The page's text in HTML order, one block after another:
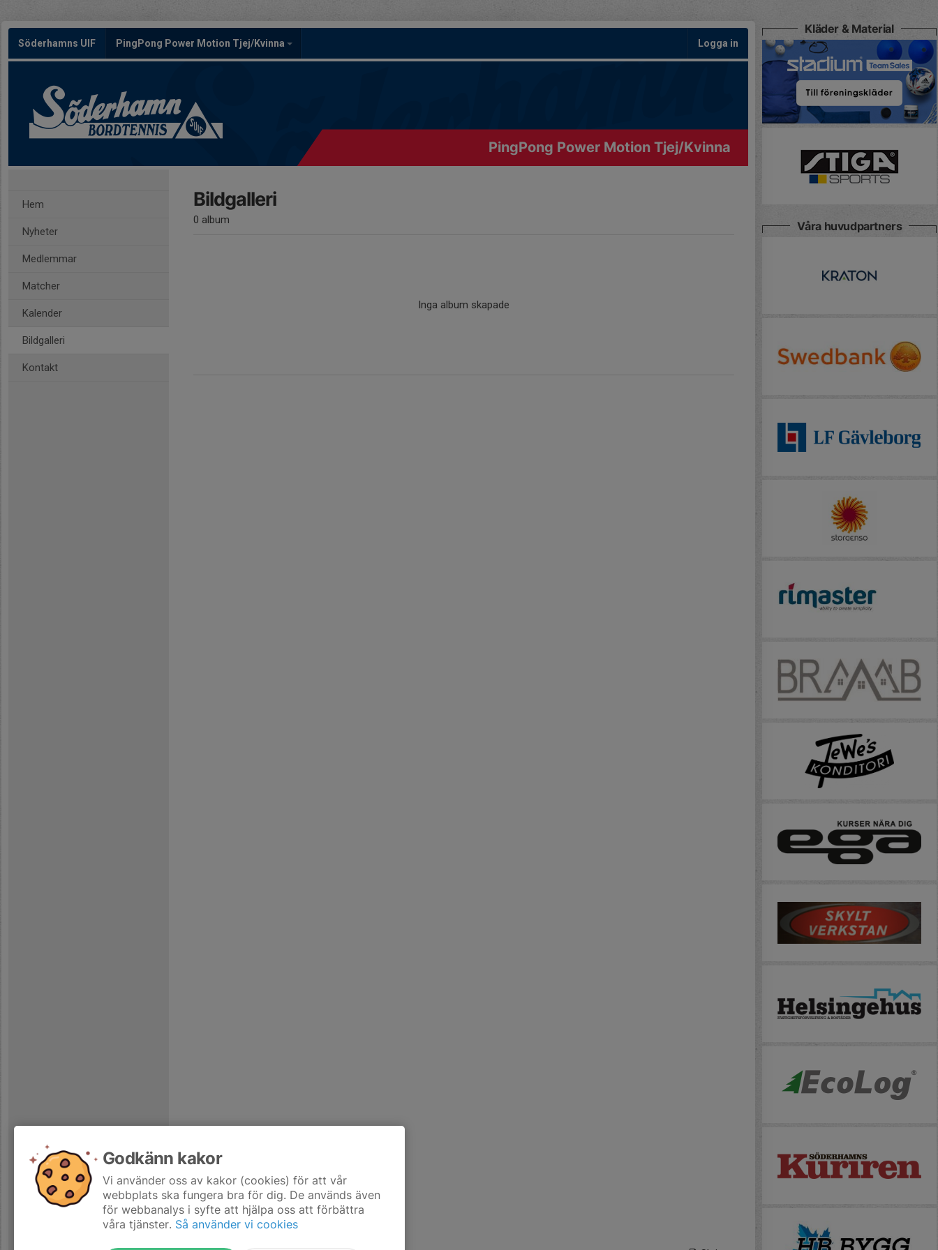
Söderhamns UIF PingPong Power Motion Tjej/Kvinna Logga in
PingPong Power Motion Tjej/Kvinna
Hem
Nyheter
Medlemmar
Matcher
Kalender
Bildgalleri
Kontakt
Bildgalleri
0 album
Inga album skapade
Kläder & Material
Våra huvudpartners
Godkänn kakor
Vi använder oss av kakor (cookies) för att vår
webbplats ska fungera bra för dig. De används även
för webbanalys i syfte att hjälpa oss att förbättra
våra tjänster. Så använder vi cookies